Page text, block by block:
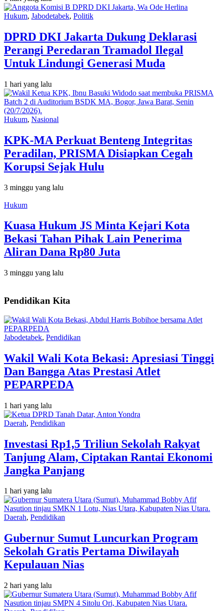
Hukum, Jabodetabek, Politik
DPRD DKI Jakarta Dukung Deklarasi
Perangi Peredaran Tramadol Ilegal
Untuk Lindungi Generasi Muda
1 hari yang lalu
Hukum, Nasional
KPK-MA Perkuat Benteng Integritas
Peradilan, PRISMA Disiapkan Cegah
Korupsi Sejak Hulu
3 minggu yang lalu
Hukum
Kuasa Hukum JS Minta Kejari Kota
Bekasi Tahan Pihak Lain Penerima
Aliran Dana Rp80 Juta
3 minggu yang lalu
Pendidikan Kita
Jabodetabek, Pendidikan
Wakil Wali Kota Bekasi: Apresiasi Tinggi
Dan Bangga Atas Prestasi Atlet
PEPARPEDA
1 hari yang lalu
Daerah, Pendidikan
Investasi Rp1,5 Triliun Sekolah Rakyat
Tanjung Alam, Ciptakan Rantai Ekonomi
Jangka Panjang
1 hari yang lalu
Daerah, Pendidikan
Gubernur Sumut Luncurkan Program
Sekolah Gratis Pertama Diwilayah
Kepulauan Nias
2 hari yang lalu